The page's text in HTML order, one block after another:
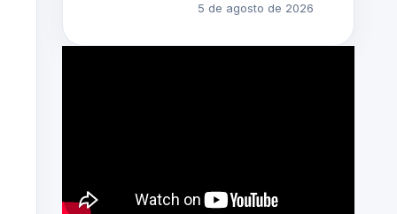
5 de agosto de 2026